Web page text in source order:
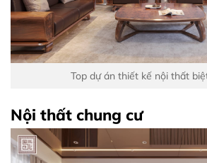
Top dự án thiết kế nội thất
Nội thất chung cư